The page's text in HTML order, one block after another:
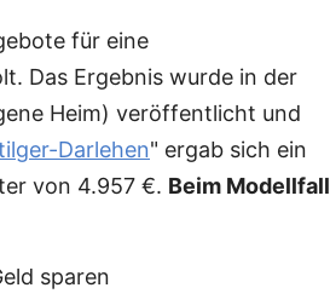
für eine
Das Ergebnis wurde in der
Heim) veröffentlicht und
Darlehen" ergab sich ein
von 4.957 €. Beim Modellfall